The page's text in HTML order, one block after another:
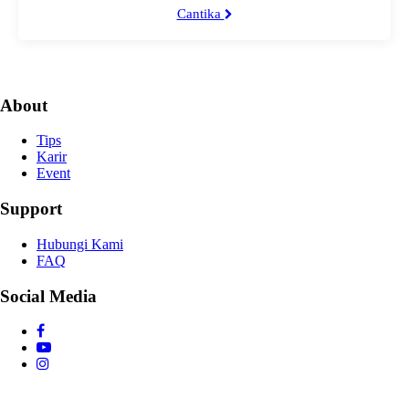
Cantika
About
Tips
Karir
Event
Support
Hubungi Kami
FAQ
Social Media